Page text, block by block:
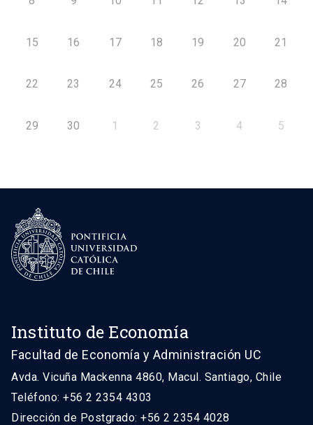
15 16 17 18 19 20 21
22 23 24 25 26 27 28
29 30 1 2 3 4 5
Instituto de Economía
Facultad de Economía y Administración UC
Avda. Vicuña Mackenna 4860, Macul. Santiago, Chile
Teléfono: +56 2 2354 4303
Dirección de Postgrado: +56 2 2354 4028